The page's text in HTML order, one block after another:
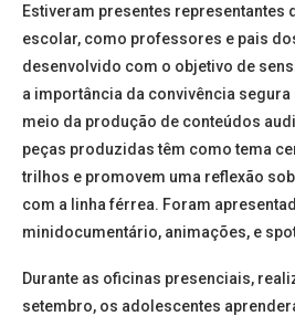
Estiveram presentes representantes
escolar, como professores e pais
desenvolvido com o objetivo de
a importância da convivência
meio da produção de conteúdos
peças produzidas têm como tema
trilhos e promovem uma reflexão
com a linha férrea. Foram
minidocumentário, animações, e
Durante as oficinas presenciais,
setembro, os adolescentes